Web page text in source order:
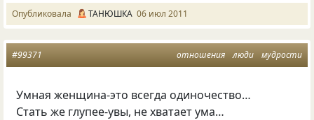
Опубликовала ТАНЮШКА 06 июл 2011
отношения люди мудрости
#99371
Умная женщина-это всегда одиночество…
Стать же глупее-увы, не хватает ума…